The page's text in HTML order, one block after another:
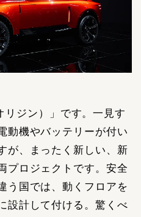
ジン）」です。一見す
動機やバッテリーが付い
が、まったく新しい、新
プロジェクトです。安全
う国では、動くフロアを
設計して付ける。驚くべ